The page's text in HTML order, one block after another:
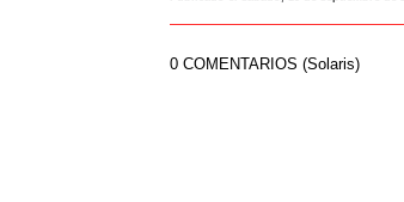
0 COMENTARIOS (Solaris)